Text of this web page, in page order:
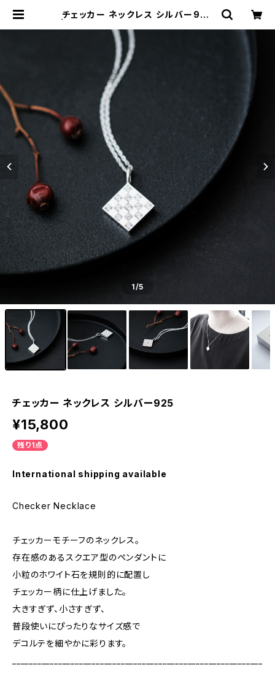
チェッカー ネックレス シルバー925
ry) レディース メンズ アクセサリー
ネックレス ピアス 指輪 ギフト
1/5
チェッカー ネックレス シルバー925
¥15,800
残り1点
International shipping available
Checker Necklace
チェッカーモチーフのネックレス。
存在感のあるスクエア型のペンダントに
小粒のホワイト石を規則的に配置し
チェッカー柄に仕上げました。
大きすぎず、小さすぎず、
普段使いにぴったりなサイズ感で
デコルテを細やかに彩ります。